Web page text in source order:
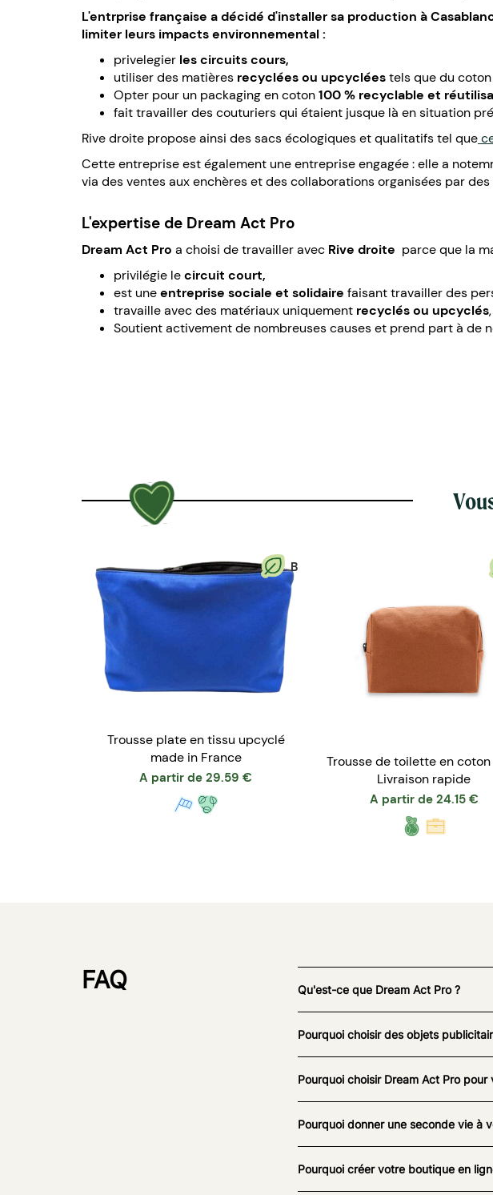
L'entrprise française a décidé d'installer sa production à
limiter leurs impacts environnemental :
privelegier les circuits cours,
utiliser des matières recyclées ou upcycléestels que du
Opter pour un packaging en coton100 % recyclable et
fait travailler des couturiers qui étaient jusque là en situation
Rive droite propose ainsi des sacs écologiques et qualitatifs tel que
Cette entreprise est également une entreprise engagée : elle a
via des ventes aux enchères et des collaborations organisées par des
L'expertise de Dream Act Pro
Dream Act Pro a choisi de travailler avec Rive droite parce que la
privilégie lecircuit court,
est uneentreprise sociale et solidaire faisant travailler des
travaille avec des matériaux uniquement recyclés ou upcyclés,
Soutient activement de nombreuses causes et prend part à de
B
Trousse plate en tissu upcyclé
made in France
A partir de 29.59 €
Trousse de toilette en
Livraison rapide
A partir de 24.15 €
FAQ Qu'est-ce que Dream Act Pro ?
Pourquoi choisir des objets
Pourquoi choisir Dream Act Pro
Pourquoi donner une seconde vie à
Pourquoi créer votre boutique en